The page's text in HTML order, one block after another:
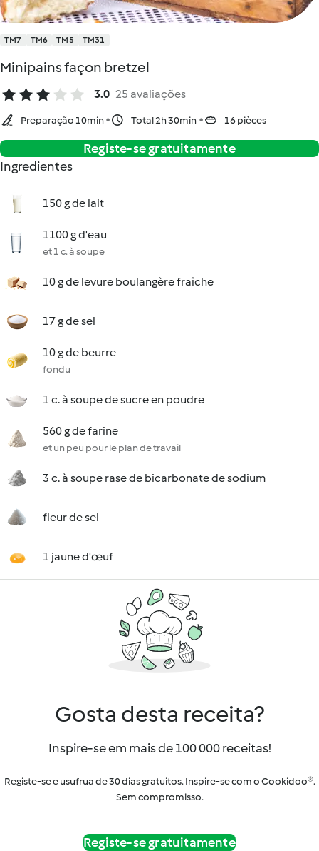
TM7 TM6 TM5 TM31
Minipains façon bretzel
3.0 25 avaliações
Preparação 10min Total 2h 30min 16 pièces
Registe-se gratuitamente
Ingredientes
150 g de lait
1100 g d'eau
et 1 c. à soupe
10 g de levure boulangère fraîche
17 g de sel
10 g de beurre
fondu
1 c. à soupe de sucre en poudre
560 g de farine
et un peu pour le plan de travail
3 c. à soupe rase de bicarbonate de sodium
fleur de sel
1 jaune d'œuf
Gosta desta receita?
Inspire-se em mais de 100 000 receitas!
Registe-se e usufrua de 30 dias gratuitos. Inspire-se com o Cookidoo®.
Sem compromisso.
Registe-se gratuitamente